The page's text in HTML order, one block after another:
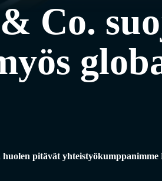
Co.
pitävät yhteistyökumppanimme